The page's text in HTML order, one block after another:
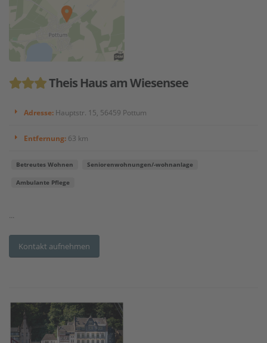
Theis Haus am Wiesensee
Adresse: Hauptstr. 15, 56459 Pottum
Entfernung: 63 km
Betreutes Wohnen Seniorenwohnungen/-wohnanlage
Ambulante Pflege
...
Kontakt aufnehmen